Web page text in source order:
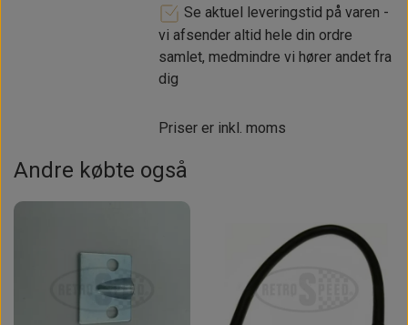
Se aktuel leveringstid på varen -
vi afsender altid hele din ordre
samlet, medmindre vi hører andet fra
dig
Priser er inkl. moms
Andre købte også